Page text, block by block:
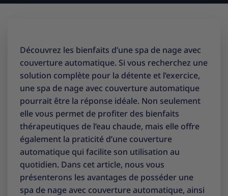
Découvrez les bienfaits d’une spa de nage avec
couverture automatique. Si vous recherchez une
solution complète pour la détente et l’exercice,
une spa de nage avec couverture automatique
pourrait être la réponse idéale. Non seulement
elle vous permet de profiter des bienfaits
thérapeutiques de l’eau chaude, mais elle offre
également la praticité d’une couverture
automatique qui facilite son utilisation au
quotidien. Dans cet article, nous vous
présenterons les avantages de posséder une
spa de nage avec couverture automatique, ainsi